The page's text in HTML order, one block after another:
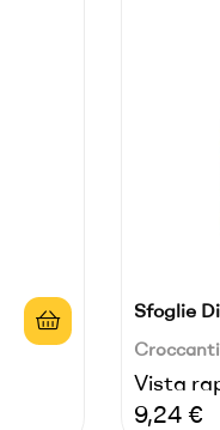
Sfoglie
Croccanti
Vista
Prezzo
9,24 €